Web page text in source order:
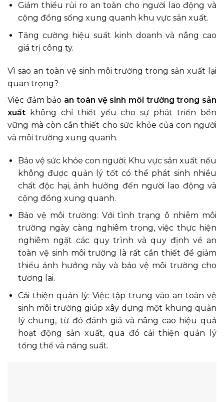
Giảm thiểu rủi ro an toàn cho người lao động và
cộng đồng sống xung quanh khu vực sản xuất.
Tăng cường hiệu suất kinh doanh và nâng cao
giá trị công ty.
Vì sao an toàn vệ sinh môi trường trong sản xuất lại
quan trọng?
Việc đảm bảo an toàn vệ sinh môi trường trong sản
xuất không chỉ thiết yếu cho sự phát triển bền
vững mà còn cần thiết cho sức khỏe của con người
và môi trường xung quanh.
Bảo vệ sức khỏe con người: Khu vực sản xuất nếu
không được quản lý tốt có thể phát sinh nhiều
chất độc hại, ảnh hưởng đến người lao động và
cộng đồng xung quanh.
Bảo vệ môi trường: Với tình trạng ô nhiễm môi
trường ngày càng nghiêm trọng, việc thực hiện
nghiêm ngặt các quy trình và quy định về an
toàn vệ sinh môi trường là rất cần thiết để giảm
thiểu ảnh hưởng này và bảo vệ môi trường cho
tương lai.
Cải thiện quản lý: Việc tập trung vào an toàn vệ
sinh môi trường giúp xây dựng một khung quản
lý chung, từ đó đánh giá và nâng cao hiệu quả
hoạt động sản xuất, qua đó cải thiện quản lý
tổng thể và năng suất.